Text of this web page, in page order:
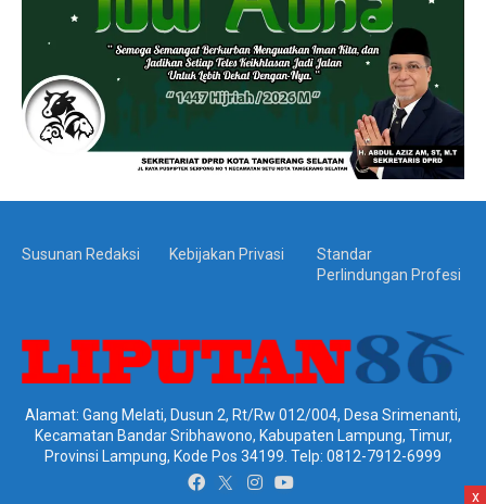
Susunan Redaksi Kebijakan Privasi
Standar
Perlindungan Profesi
Alamat: Gang Melati, Dusun 2, Rt/Rw 012/004, Desa Srimenanti,
Kecamatan Bandar Sribhawono, Kabupaten Lampung, Timur,
Provinsi Lampung, Kode Pos 34199. Telp: 0812-7912-6999
x